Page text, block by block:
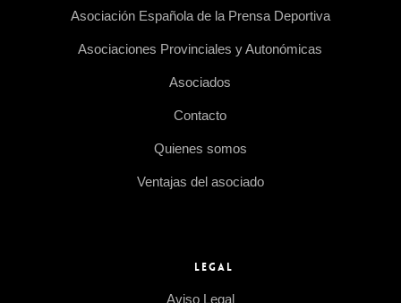
Asociación Española de la Prensa Deportiva
Asociaciones Provinciales y Autonómicas
Asociados
Contacto
Quienes somos
Ventajas del asociado
LEGAL
Aviso Legal